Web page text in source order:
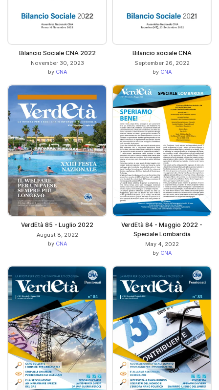
Bilancio Sociale CNA 2022
November 30, 2023
by CNA
Bilancio sociale CNA
September 26, 2022
by CNA
VerdEtà 85 - Luglio 2022
August 8, 2022
by CNA
VerdEtà 84 - Maggio 2022 -
Speciale Lombardia
May 4, 2022
by CNA